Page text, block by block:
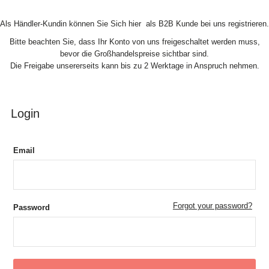
Als Händler-Kundin können Sie Sich hier als B2B Kunde bei uns registrieren.
Bitte beachten Sie, dass Ihr Konto von uns freigeschaltet werden muss,
bevor die Großhandelspreise sichtbar sind.
Die Freigabe unsererseits kann bis zu 2 Werktage in Anspruch nehmen.
Login
Email
Password Forgot your password?